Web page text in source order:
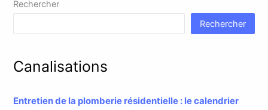
Rechercher
Rechercher
Canalisations
Entretien de la plomberie résidentielle : le calendrier